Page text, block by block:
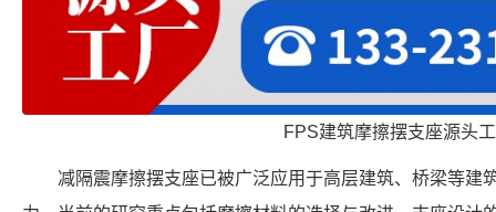
FPS建筑摩擦摆支座源头
减隔震摩擦摆支座已被广泛应用于高层建筑、桥梁等建